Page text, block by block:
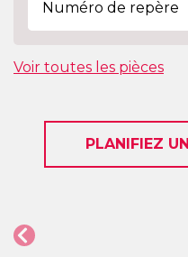
Voir toutes les pièces
PLANIFIEZ